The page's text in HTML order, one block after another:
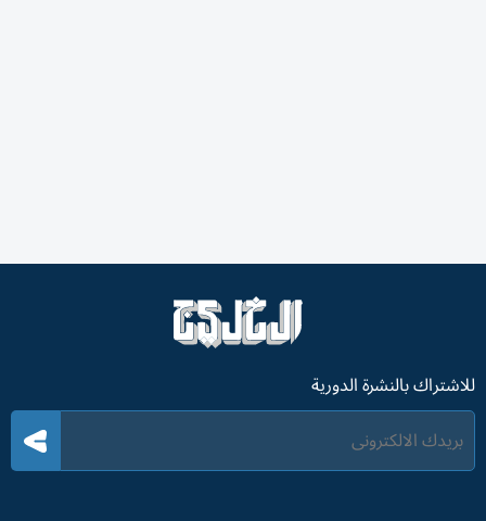
للاشتراك بالنشرة الدورية